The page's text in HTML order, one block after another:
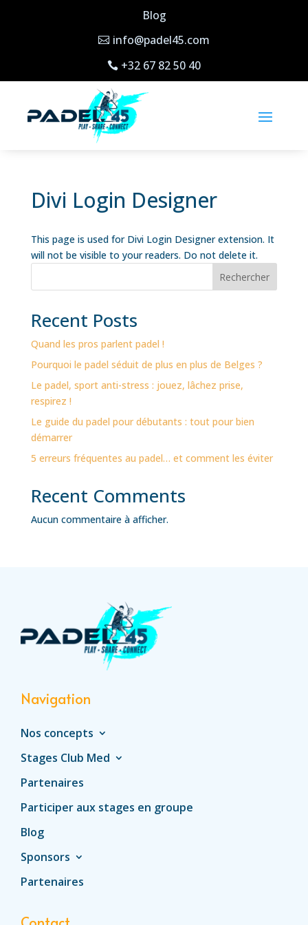
Blog
info@padel45.com
+32 67 82 50 40
Divi Login Designer
This page is used for Divi Login Designer extension. It
will not be visible to your readers. Do not delete it.
Rechercher
Recent Posts
Quand les pros parlent padel !
Pourquoi le padel séduit de plus en plus de Belges ?
Le padel, sport anti-stress : jouez, lâchez prise,
respirez !
Le guide du padel pour débutants : tout pour bien
démarrer
5 erreurs fréquentes au padel… et comment les éviter
Recent Comments
Aucun commentaire à afficher.
Navigation
Nos concepts
Stages Club Med
Partenaires
Participer aux stages en groupe
Blog
Sponsors
Partenaires